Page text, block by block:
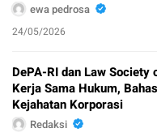
ewa pedrosa
24/05/2026
DePA-RI dan Law
Kerja Sama Hukum,
Kejahatan Korporasi
Redaksi